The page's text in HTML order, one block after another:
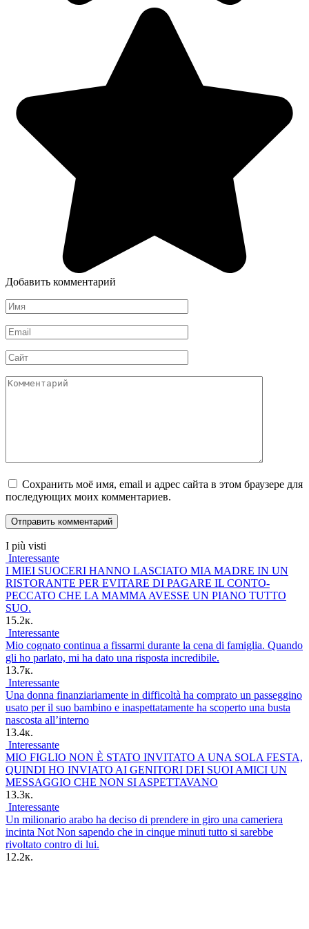
Добавить комментарий
Имя
*
Email
*
Сайт
Комментарий
Сохранить моё имя, email и адрес сайта в этом браузере для
последующих моих комментариев.
I più visti
Interessante
I MIEI SUOCERI HANNO LASCIATO MIA MADRE IN UN
RISTORANTE PER EVITARE DI PAGARE IL CONTO-
PECCATO CHE LA MAMMA AVESSE UN PIANO TUTTO
SUO.
15.2к.
Interessante
Mio cognato continua a fissarmi durante la cena di famiglia. Quando
gli ho parlato, mi ha dato una risposta incredibile.
13.7к.
Interessante
Una donna finanziariamente in difficoltà ha comprato un passeggino
usato per il suo bambino e inaspettatamente ha scoperto una busta
nascosta all’interno
13.4к.
Interessante
MIO FIGLIO NON È STATO INVITATO A UNA SOLA FESTA,
QUINDI HO INVIATO AI GENITORI DEI SUOI AMICI UN
MESSAGGIO CHE NON SI ASPETTAVANO
13.3к.
Interessante
Un milionario arabo ha deciso di prendere in giro una cameriera
incinta Not Non sapendo che in cinque minuti tutto si sarebbe
rivoltato contro di lui.
12.2к.